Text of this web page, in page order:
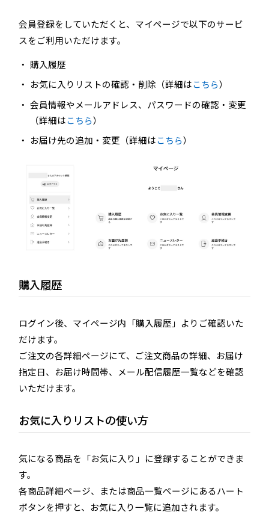
会員登録をしていただくと、マイページで以下のサービ
スをご利用いただけます。
購入履歴
お気に入りリストの確認・削除（詳細はこちら）
会員情報やメールアドレス、パスワードの確認・変更
（詳細はこちら）
お届け先の追加・変更（詳細はこちら）
購入履歴
ログイン後、マイページ内「購入履歴」よりご確認いた
だけます。
ご注文の各詳細ページにて、ご注文商品の詳細、お届け
指定日、お届け時間帯、メール配信履歴一覧などを確認
いただけます。
お気に入りリストの使い方
気になる商品を「お気に入り」に登録することができま
す。
各商品詳細ページ、または商品一覧ページにあるハート
ボタンを押すと、お気に入り一覧に追加されます。